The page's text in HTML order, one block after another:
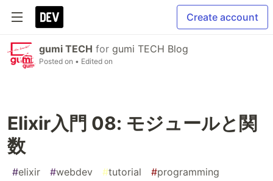
Create account
gumi TECH for gumi TECH Blog
Posted on • Edited on
Elixir入門 08: モジュールと関
数
#elixir #webdev #tutorial #programming